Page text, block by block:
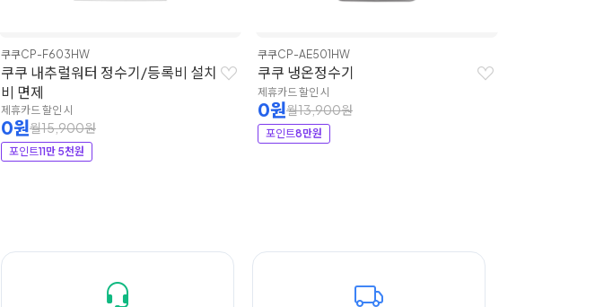
쿠쿠CP-F603HW
쿠쿠 내추럴워터 정수기/등록비 설치
비 면제
제휴카드 할인 시
0원월15,900원
포인트11만 5천원
쿠쿠CP-AE501HW
쿠쿠 냉온정수기
제휴카드 할인 시
0원월13,900원
포인트8만원